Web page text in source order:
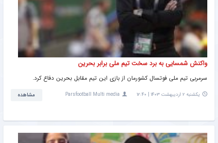
واکنش شمسایی به برد سخت تیم ملی برابر بحرین
سرمربی تیم ملی فوتسال کشورمان از بازی این تیم مقابل بحرین دفاع کرد.
یکشنبه ۲ اردیبهشت ۱۴۰۳ | ۱۲:۴۰ Parsfootball Multi media مشاهده